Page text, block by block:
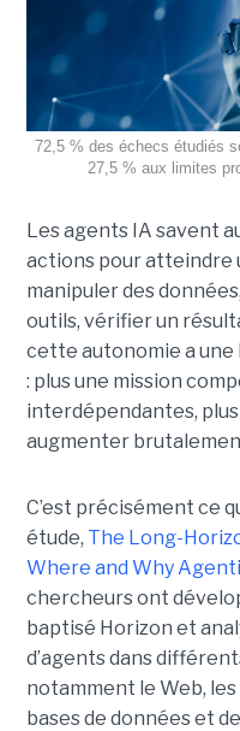
72,5 % des échecs étudiés
27,5 % aux limites
Les agents IA savent
actions pour atteindre
manipuler des
outils, vérifier un
cette autonomie a
: plus une mission
interdépendantes, plus
augmenter
C’est précisément ce
étude, The Long-
Where and Why
chercheurs ont
baptisé Horizon et
d’agents dans
notamment le Web,
bases de données et